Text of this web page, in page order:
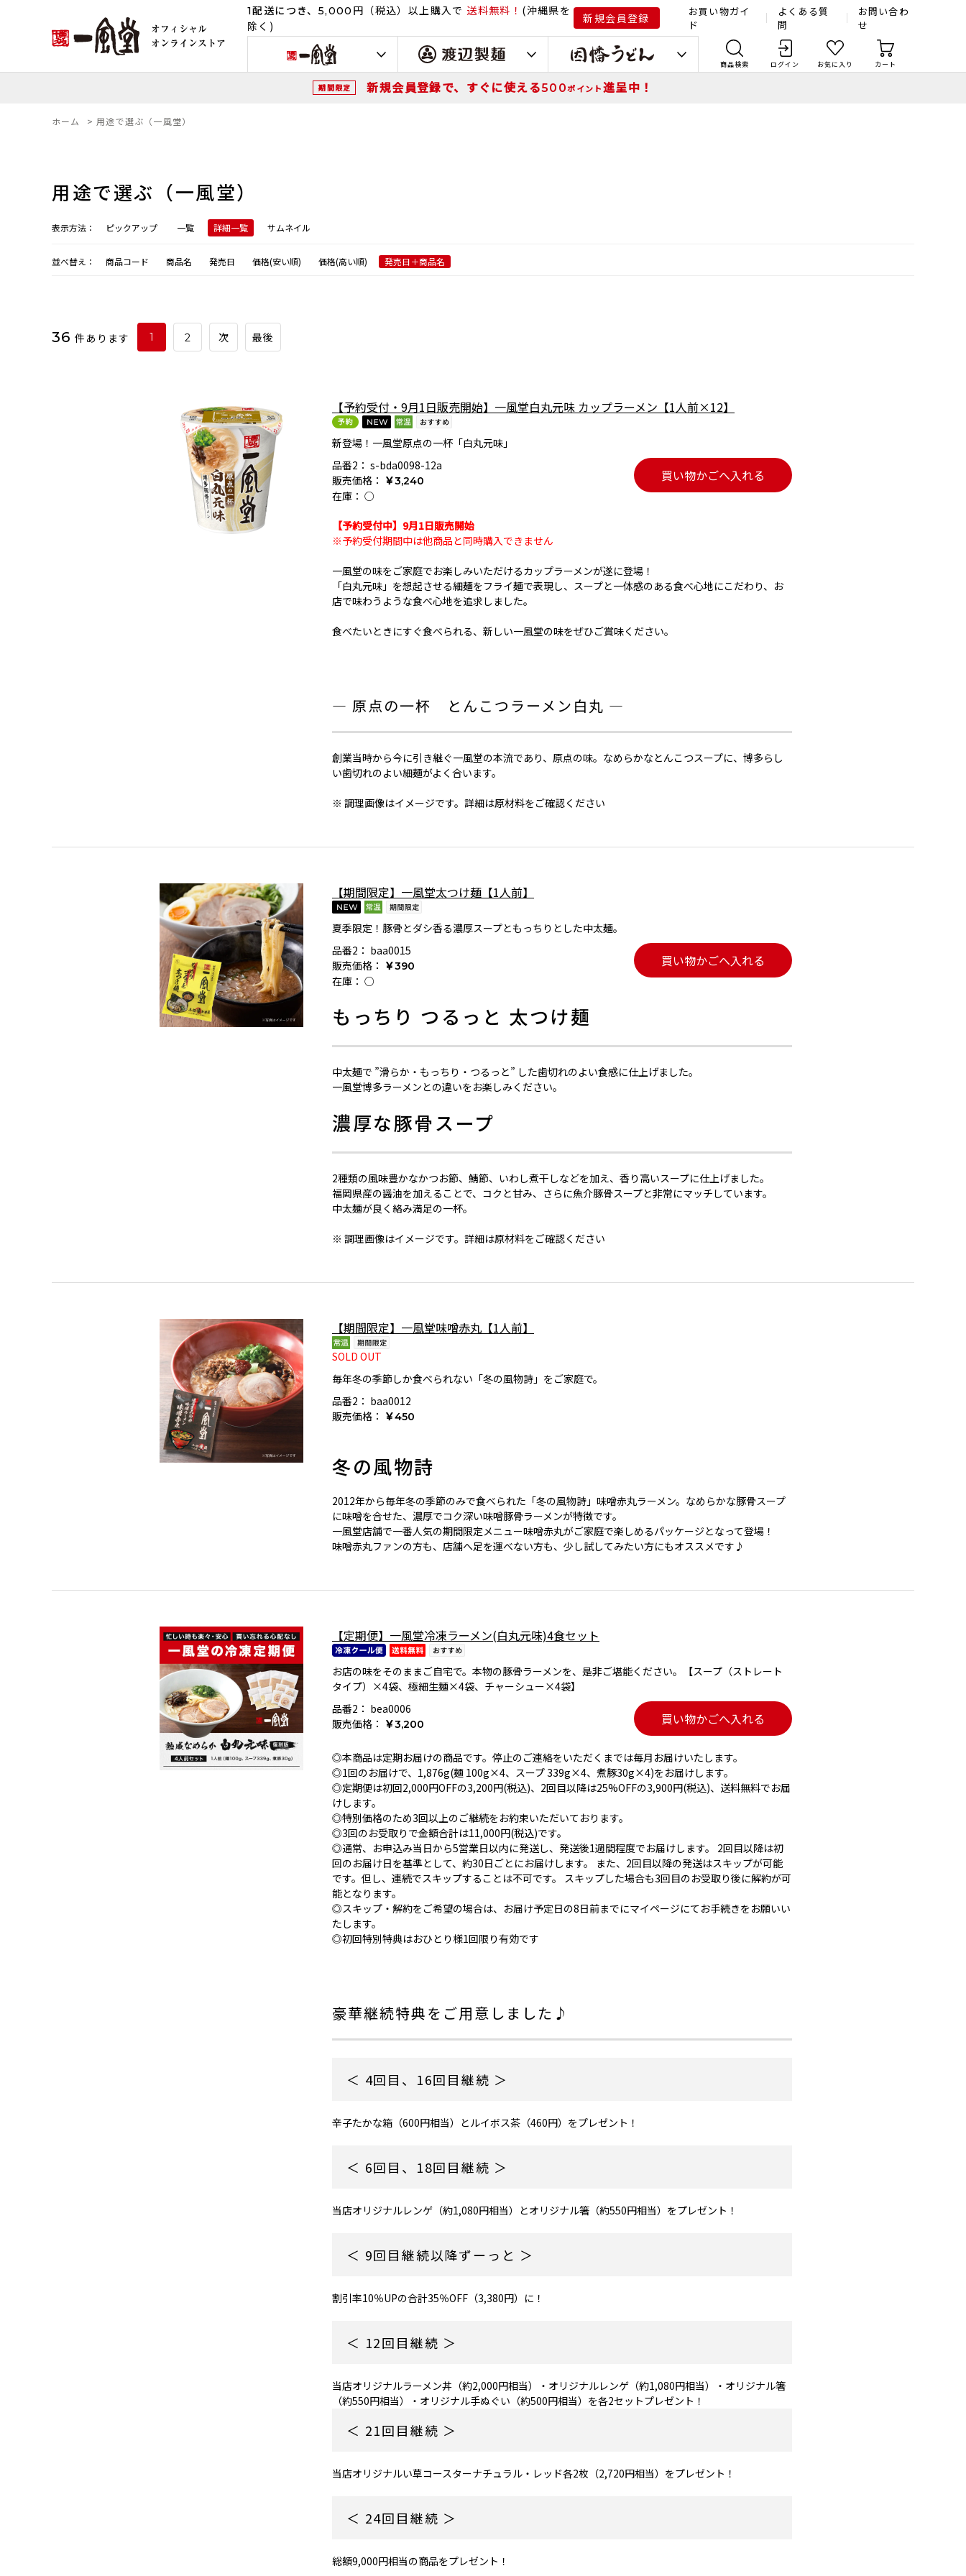
1配送につき、5,000 円（税込） 以上購入で 送料無料！ (沖縄県を
除く)
新規会員登録
お買い物ガイ
ド
よくある質
問
お問い合わ
せ
商品検索 ログイン お気に入り カート
期間限定 新規会員登録で、すぐに使える500ポイント進呈中！
ホーム > 用途で選ぶ（一風堂）
用途で選ぶ（一風堂）
表示方法： ピックアップ 一覧 詳細一覧 サムネイル
並べ替え： 商品コード 商品名 発売日 価格(安い順) 価格(高い順) 発売日＋商品名
36 件あります 1 2 次 最後
【予約受付・9月1日販売開始】一風堂白丸元味 カップラーメン【1人前×12】
新登場！一風堂原点の一杯「白丸元味」
品番2： s-bda0098-12a
販売価格：
￥3,240
在庫： ○
買い物かごへ入れる
【予約受付中】9月1日販売開始
※予約受付期間中は他商品と同時購入できません
一風堂の味をご家庭でお楽しみいただけるカップラーメンが遂に登場！
「白丸元味」を想起させる細麺をフライ麺で表現し、スープと一体感のある食べ心地にこだわり、お
店で味わうような食べ心地を追求しました。
食べたいときにすぐ食べられる、新しい一風堂の味をぜひご賞味ください。
― 原点の一杯 とんこつラーメン白丸 ―
創業当時から今に引き継ぐ一風堂の本流であり、原点の味。なめらかなとんこつスープに、博多らし
い歯切れのよい細麺がよく合います。
※ 調理画像はイメージです。詳細は原材料をご確認ください
【期間限定】一風堂太つけ麺【1人前】
夏季限定！豚骨とダシ香る濃厚スープともっちりとした中太麺。
品番2： baa0015
販売価格：
￥390
在庫： ○
買い物かごへ入れる
もっちり つるっと 太つけ麺
中太麺で ”滑らか・もっちり・つるっと” した歯切れのよい食感に仕上げました。
一風堂博多ラーメンとの違いをお楽しみください。
濃厚な豚骨スープ
2種類の風味豊かなかつお節、鯖節、いわし煮干しなどを加え、香り高いスープに仕上げました。
福岡県産の醤油を加えることで、コクと甘み、さらに魚介豚骨スープと非常にマッチしています。
中太麺が良く絡み満足の一杯。
※ 調理画像はイメージです。詳細は原材料をご確認ください
【期間限定】一風堂味噌赤丸【1人前】
SOLD OUT
毎年冬の季節しか食べられない「冬の風物詩」をご家庭で。
品番2： baa0012
販売価格：
￥450
冬の風物詩
2012年から毎年冬の季節のみで食べられた「冬の風物詩」味噌赤丸ラーメン。なめらかな豚骨スープ
に味噌を合せた、濃厚でコク深い味噌豚骨ラーメンが特徴です。
一風堂店舗で一番人気の期間限定メニュー味噌赤丸がご家庭で楽しめるパッケージとなって登場！
味噌赤丸ファンの方も、店舗へ足を運べない方も、少し試してみたい方にもオススメです♪
【定期便】一風堂冷凍ラーメン(白丸元味)4食セット
お店の味をそのままご自宅で。本物の豚骨ラーメンを、是非ご堪能ください。【スープ（ストレート
タイプ）×4袋、極細生麺×4袋、チャーシュー×4袋】
品番2： bea0006
販売価格：
￥3,200 買い物かごへ入れる
◎本商品は定期お届けの商品です。停止のご連絡をいただくまでは毎月お届けいたします。
◎1回のお届けで、1,876g(麺 100g×4、スープ 339g×4、煮豚30g×4)をお届けします。
◎定期便は初回2,000円OFFの3,200円(税込)、2回目以降は25%OFFの3,900円(税込)、送料無料でお届
けします。
◎特別価格のため3回以上のご継続をお約束いただいております。
◎3回のお受取りで金額合計は11,000円(税込)です。
◎通常、お申込み当日から5営業日以内に発送し、発送後1週間程度でお届けします。 2回目以降は初
回のお届け日を基準として、約30日ごとにお届けします。 また、2回目以降の発送はスキップが可能
です。但し、連続でスキップすることは不可です。 スキップした場合も3回目のお受取り後に解約が可
能となります。
◎スキップ・解約をご希望の場合は、お届け予定日の8日前までにマイページにてお手続きをお願いい
たします。
◎初回特別特典はおひとり様1回限り有効です
豪華継続特典をご用意しました♪
＜ 4回目、16回目継続 ＞
辛子たかな箱（600円相当）とルイボス茶（460円）をプレゼント！
＜ 6回目、18回目継続 ＞
当店オリジナルレンゲ（約1,080円相当）とオリジナル箸（約550円相当）をプレゼント！
＜ 9回目継続以降ずーっと ＞
割引率10％UPの合計35％OFF（3,380円）に！
＜ 12回目継続 ＞
当店オリジナルラーメン丼（約2,000円相当）・オリジナルレンゲ（約1,080円相当）・オリジナル箸
（約550円相当）・オリジナル手ぬぐい（約500円相当）を各2セットプレゼント！
＜ 21回目継続 ＞
当店オリジナルい草コースターナチュラル・レッド各2枚（2,720円相当）をプレゼント！
＜ 24回目継続 ＞
総額9,000円相当の商品をプレゼント！